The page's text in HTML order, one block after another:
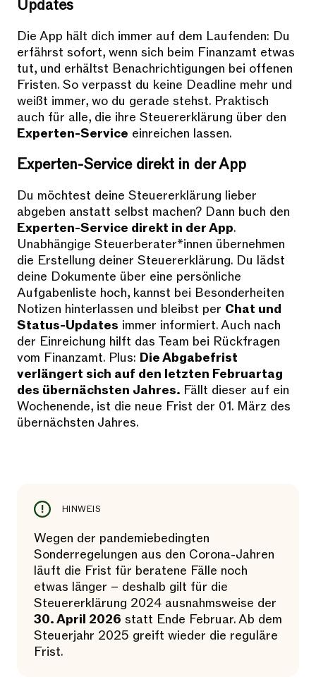
Updates
Die App hält dich immer auf dem Laufenden: Du
erfährst sofort, wenn sich beim Finanzamt etwas
tut, und erhältst Benachrichtigungen bei offenen
Fristen. So verpasst du keine Deadline mehr und
weißt immer, wo du gerade stehst. Praktisch
auch für alle, die ihre Steuererklärung über den
Experten-Service einreichen lassen.
Experten-Service direkt in der App
Du möchtest deine Steuererklärung lieber
abgeben anstatt selbst machen? Dann buch den
Experten-Service direkt in der App.
Unabhängige Steuerberater*innen übernehmen
die Erstellung deiner Steuererklärung. Du lädst
deine Dokumente über eine persönliche
Aufgabenliste hoch, kannst bei Besonderheiten
Notizen hinterlassen und bleibst per Chat und
Status-Updates immer informiert. Auch nach
der Einreichung hilft das Team bei Rückfragen
vom Finanzamt. Plus: Die Abgabefrist
verlängert sich auf den letzten Februartag
des übernächsten Jahres. Fällt dieser auf ein
Wochenende, ist die neue Frist der 01. März des
übernächsten Jahres.
HINWEIS
Wegen der pandemiebedingten
Sonderregelungen aus den Corona-Jahren
läuft die Frist für beratene Fälle noch
etwas länger – deshalb gilt für die
Steuererklärung 2024 ausnahmsweise der
30. April 2026 statt Ende Februar. Ab dem
Steuerjahr 2025 greift wieder die reguläre
Frist.